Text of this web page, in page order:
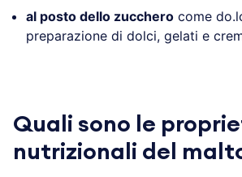
al posto dello zucchero come
preparazione di dolci, gelati e
Quali sono le
nutrizionali del